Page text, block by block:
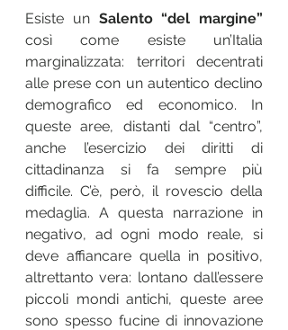
Esiste un Salento “del margine”
così come esiste un’Italia
marginalizzata: territori decentrati
alle prese con un autentico declino
demografico ed economico. In
queste aree, distanti dal “centro”,
anche l’esercizio dei diritti di
cittadinanza si fa sempre più
difficile. C’è, però, il rovescio della
medaglia. A questa narrazione in
negativo, ad ogni modo reale, si
deve affiancare quella in positivo,
altrettanto vera: lontano dall’essere
piccoli mondi antichi, queste aree
sono spesso fucine di innovazione